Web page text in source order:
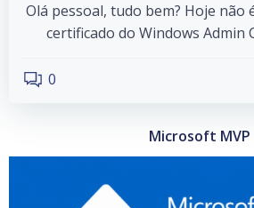
Olá pessoal, tudo bem? Hoje não
certificado do Windows Admin
0
Microsoft MVP